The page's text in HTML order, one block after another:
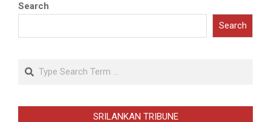
Search
Search
Search
SRILANKAN TRIBUNE